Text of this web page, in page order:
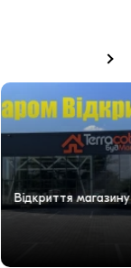
Відкриття магазину